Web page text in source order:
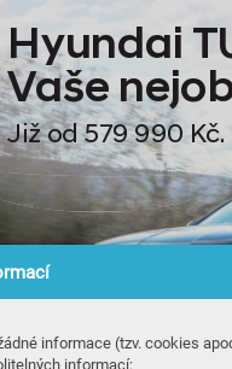
informace (tzv. cookies
informací:
Již od 579 990 Kč.
Hyundai
Vaše